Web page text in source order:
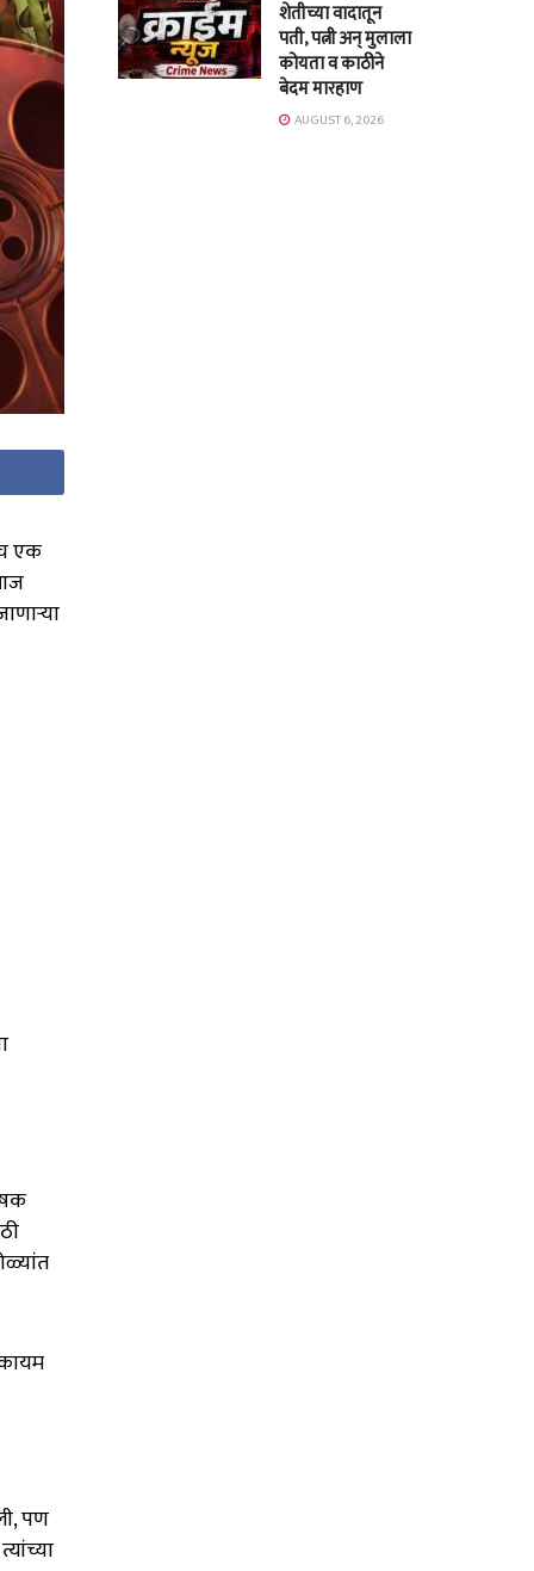
एक
पण
शेतीच्या वादातून
पती, पत्नी अन् मुलाला
कोयता व काठीने
बेदम मारहाण
AUGUST 6, 2026